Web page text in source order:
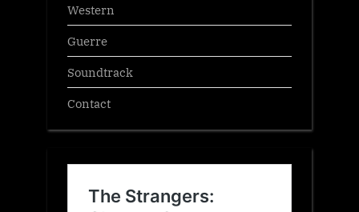
Western
Guerre
Soundtrack
Contact